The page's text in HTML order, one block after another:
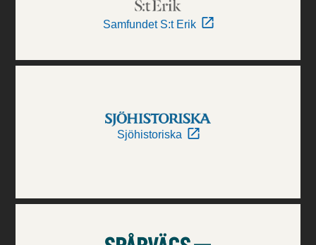
Samfundet S:t Erik
Sjöhistoriska